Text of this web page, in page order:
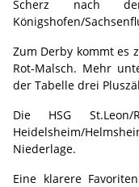
Scherz nach
Königshofen/
Zum Derby kommt es
Rot-Malsch. Mehr
der Tabelle drei
Die HSG
Heidelsheim/
Niederlage.
Eine klarere